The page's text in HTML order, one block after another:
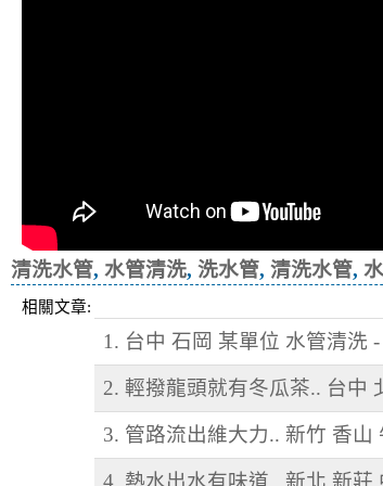
清洗水管, 水管清洗, 洗水管, 清洗水管,
相關文章:
1. 台中 石岡 某單位 水管清洗
2. 輕撥龍頭就有冬瓜茶.. 台中
3. 管路流出維大力.. 新竹 香山
4. 熱水出水有味道.. 新北 新莊